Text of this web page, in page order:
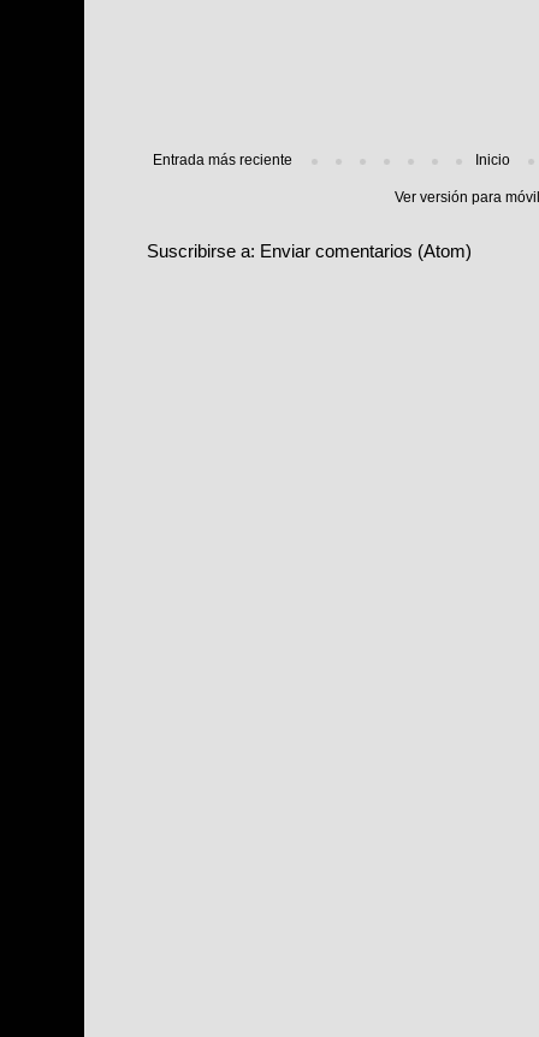
Entrada más reciente Inicio
Ver versión para
Suscribirse a: Enviar comentarios (Atom)